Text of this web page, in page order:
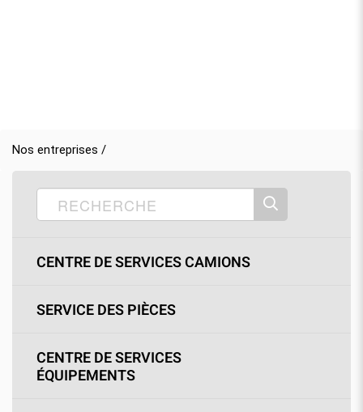
Nos entreprises /
CENTRE DE SERVICES CAMIONS
SERVICE DES PIÈCES
CENTRE DE SERVICES
ÉQUIPEMENTS